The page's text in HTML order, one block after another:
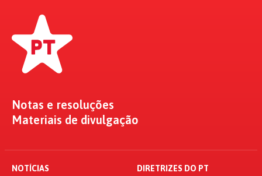
Notas e resoluções
Materiais de divulgação
NOTÍCIAS DIRETRIZES DO PT